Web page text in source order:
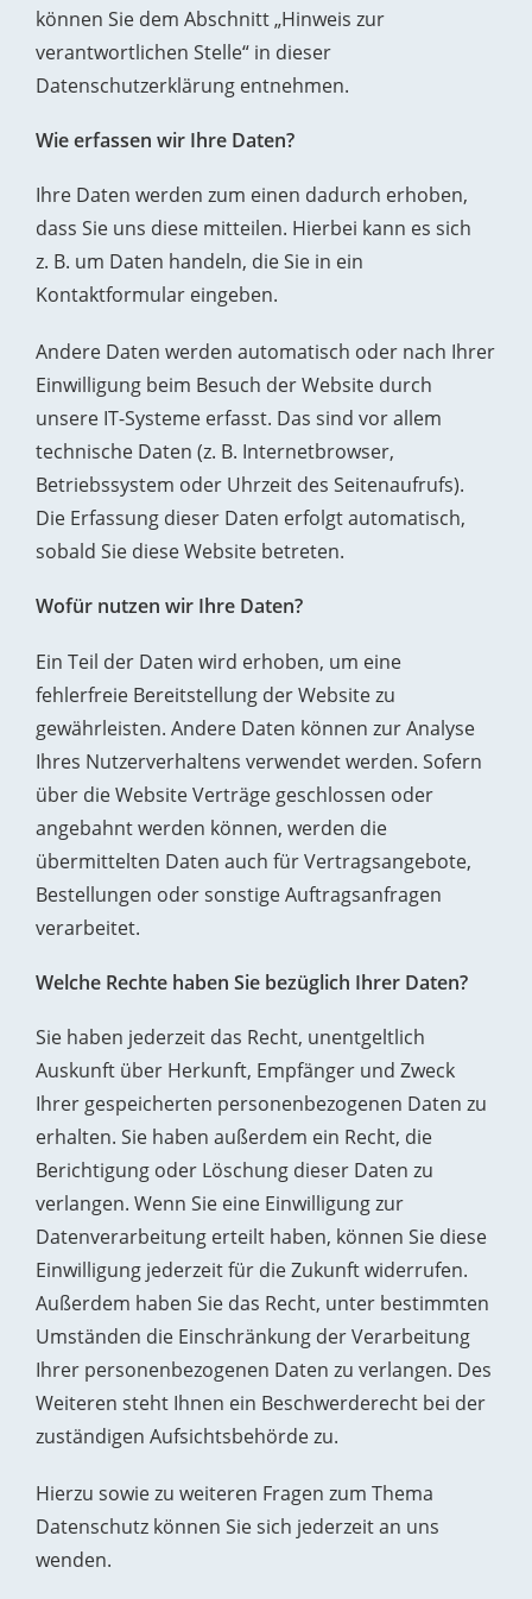
können Sie dem Abschnitt „Hinweis zur
verantwortlichen Stelle“ in dieser
Datenschutzerklärung entnehmen.
Wie erfassen wir Ihre Daten?
Ihre Daten werden zum einen dadurch erhoben,
dass Sie uns diese mitteilen. Hierbei kann es sich
z. B. um Daten handeln, die Sie in ein
Kontaktformular eingeben.
Andere Daten werden automatisch oder nach Ihrer
Einwilligung beim Besuch der Website durch
unsere IT-Systeme erfasst. Das sind vor allem
technische Daten (z. B. Internetbrowser,
Betriebssystem oder Uhrzeit des Seitenaufrufs).
Die Erfassung dieser Daten erfolgt automatisch,
sobald Sie diese Website betreten.
Wofür nutzen wir Ihre Daten?
Ein Teil der Daten wird erhoben, um eine
fehlerfreie Bereitstellung der Website zu
gewährleisten. Andere Daten können zur Analyse
Ihres Nutzerverhaltens verwendet werden. Sofern
über die Website Verträge geschlossen oder
angebahnt werden können, werden die
übermittelten Daten auch für Vertragsangebote,
Bestellungen oder sonstige Auftragsanfragen
verarbeitet.
Welche Rechte haben Sie bezüglich Ihrer Daten?
Sie haben jederzeit das Recht, unentgeltlich
Auskunft über Herkunft, Empfänger und Zweck
Ihrer gespeicherten personenbezogenen Daten zu
erhalten. Sie haben außerdem ein Recht, die
Berichtigung oder Löschung dieser Daten zu
verlangen. Wenn Sie eine Einwilligung zur
Datenverarbeitung erteilt haben, können Sie diese
Einwilligung jederzeit für die Zukunft widerrufen.
Außerdem haben Sie das Recht, unter bestimmten
Umständen die Einschränkung der Verarbeitung
Ihrer personenbezogenen Daten zu verlangen. Des
Weiteren steht Ihnen ein Beschwerderecht bei der
zuständigen Aufsichtsbehörde zu.
Hierzu sowie zu weiteren Fragen zum Thema
Datenschutz können Sie sich jederzeit an uns
wenden.